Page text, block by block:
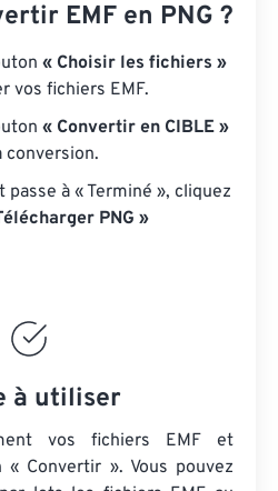
EMF en PNG ?
« Choisir les fichiers »
vos fichiers EMF.
« Convertir en CIBLE »
conversion.
à « Terminé », cliquez
PNG »
à utiliser
vos fichiers EMF et
Convertir ». Vous pouvez